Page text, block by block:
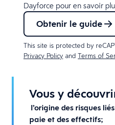
Vous y
l’origine des risques
paie et des effectifs;
Dayforce pour en savoir
Obtenir le guide
This site is protected by
Privacy Policy and Terms of